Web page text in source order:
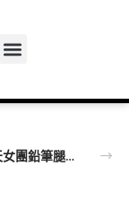
王彩樺擔任味全龍開球嘉賓 尬舞小龍女「逆天女團鉛筆腿」搶鏡